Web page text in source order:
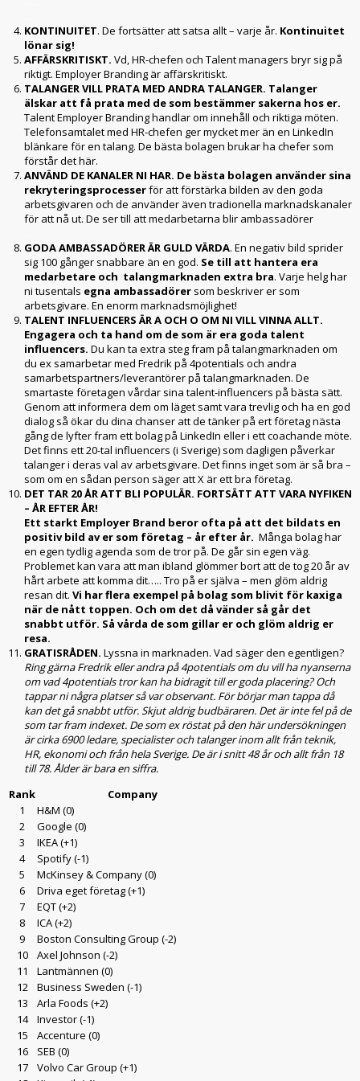
KONTINUITET. De fortsätter att satsa allt – varje år. Kontinuitet
lönar sig!
AFFÄRSKRITISKT. Vd, HR-chefen och Talent managers bryr sig på
riktigt. Employer Branding är affärskritiskt.
TALANGER VILL PRATA MED ANDRA TALANGER. Talanger
älskar att få prata med de som bestämmer sakerna hos er.
Talent Employer Branding handlar om innehåll och riktiga möten.
Telefonsamtalet med HR-chefen ger mycket mer än en LinkedIn
blänkare för en talang. De bästa bolagen brukar ha chefer som
förstår det här.
ANVÄND DE KANALER NI HAR. De bästa bolagen använder sina
rekryteringsprocesserför att förstärka bilden av den goda
arbetsgivaren och de använder även tradionella marknadskanaler
för att nå ut. De ser till att medarbetarna blir ambassadörer
GODA AMBASSADÖRER ÄR GULD VÄRDA. En negativ bild sprider
sig 100 gånger snabbare än en god. Se till att hantera era
medarbetare och talangmarknaden extra bra. Varje helg har
ni tusentals egna ambassadörer som beskriver er som
arbetsgivare. En enorm marknadsmöjlighet!
TALENT INFLUENCERS ÄR A OCH O OM NI VILL VINNA ALLT.
Engagera och ta hand om de som är era goda talent
influencers. Du kan ta extra steg fram på talangmarknaden om
du ex samarbetar med Fredrik på 4potentials och andra
samarbetspartners/leverantörer på talangmarknaden. De
smartaste företagen vårdar sina talent-influencers på bästa sätt.
Genom att informera dem om läget samt vara trevlig och ha en god
dialog så ökar du dina chanser att de tänker på ert företag nästa
gång de lyfter fram ett bolag på LinkedIn eller i ett coachande möte.
Det finns ett 20-tal influencers (i Sverige) som dagligen påverkar
talanger i deras val av arbetsgivare. Det finns inget som är så bra –
som om en sådan person säger att X är ett bra företag.
DET TAR 20 ÅR ATT BLI POPULÄR. FORTSÄTT ATT VARA NYFIKEN
– ÅR EFTER ÅR!
Ett starkt Employer Brand beror ofta på att det bildats en
positiv bild av er som företag – år efter år. Många bolag har
en egen tydlig agenda som de tror på. De går sin egen väg.
Problemet kan vara att man ibland glömmer bort att de tog 20 år av
hårt arbete att komma dit….. Tro på er själva – men glöm aldrig
resan dit. Vi har flera exempel på bolag som blivit för kaxiga
när de nått toppen. Och om det då vänder så går det
snabbt utför. Så vårda de som gillar er och glöm aldrig er
resa.
GRATISRÅDEN. Lyssna in marknaden. Vad säger den egentligen?
Ring gärna Fredrik eller andra på 4potentials om du vill ha nyanserna
om vad 4potentials tror kan ha bidragit till er goda placering? Och
tappar ni några platser så var observant. För börjar man tappa då
kan det gå snabbt utför. Skjut aldrig budbäraren. Det är inte fel på de
som tar fram indexet. De som ex röstat på den här undersökningen
är cirka 6900 ledare, specialister och talanger inom allt från teknik,
HR, ekonomi och från hela Sverige. De är i snitt 48 år och allt från 18
till 78. Ålder är bara en siffra.
Rank
Company
1
H&M (0)
2
Google (0)
3
IKEA(+1)
4
Spotify(-1)
5
McKinsey & Company(0)
6
Driva eget företag(+1)
7
EQT(+2)
8
ICA(+2)
9
Boston Consulting Group (-2)
10
Axel Johnson (-2)
11
Lantmännen (0)
12
Business Sweden (-1)
13
Arla Foods (+2)
14
Investor(-1)
15
Accenture (0)
16
SEB (0)
17
Volvo Car Group (+1)